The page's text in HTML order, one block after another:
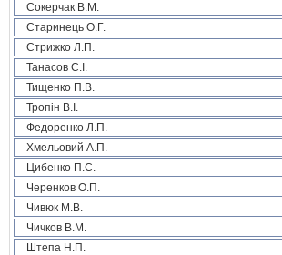
Сокерчак В.М.
Старинець О.Г.
Стрижко Л.П.
Танасов С.І.
Тищенко П.В.
Тропін В.І.
Федоренко Л.П.
Хмельовий А.П.
Цибенко П.С.
Черенков О.П.
Чивюк М.В.
Чичков В.М.
Штепа Н.П.